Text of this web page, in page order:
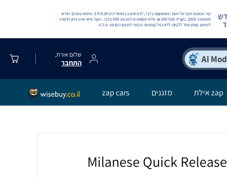
שלום אורח,
התחבר
zap אילת מזגנים zap cars
רצועת ברזל מגנט Milanese Quick Release